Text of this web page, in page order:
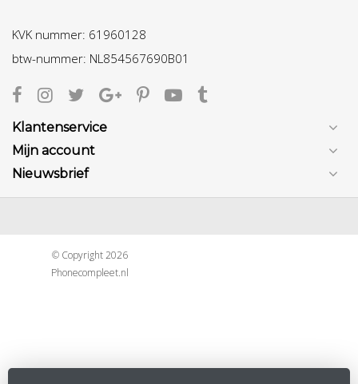
KVK nummer: 61960128
btw-nummer: NL854567690B01
Klantenservice
Mijn account
Nieuwsbrief
© Copyright 2026
Phonecompleet.nl